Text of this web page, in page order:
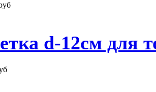
d-12см для